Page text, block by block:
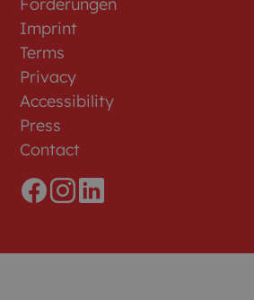
Imprint
Terms
Privacy
Accessibility
Press
Contact